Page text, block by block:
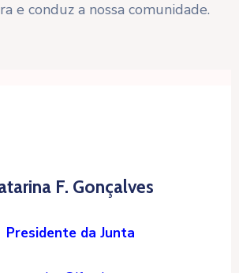
e conduz a nossa comunidade.
F. Gonçalves
Presidente da Junta